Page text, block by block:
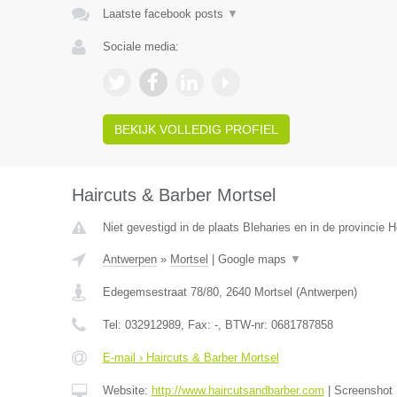
Laatste facebook posts ▼
Sociale media:
BEKIJK VOLLEDIG PROFIEL
Haircuts & Barber Mortsel
Niet gevestigd in de plaats Bleharies en in de provincie
Antwerpen» Mortsel Google maps ▼
Edegemsestraat 78/80, 2640 Mortsel (Antwerpen)
Tel: 032912989, Fax: -, BTW-nr: 0681787858
E-mail › Haircuts & Barber Mortsel
Website: http://www.haircutsandbarber.com Screenshot